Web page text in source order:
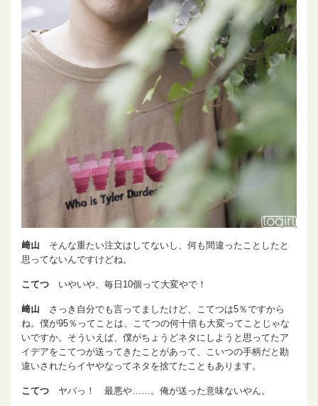
﨑山 そんな重たい注文はしてないし、何も間違ったことしたと
思ってないんですけどね。
こてつ いやいや、毎日10個って大変やで！
﨑山 さっき自分でも言ってましたけど、こてつは5％ですから
ね。僕が95％ってことは、こてつの何十倍も大変ってことじゃな
いですか。そういえば、僕がちょうどネタにしようと思ってたア
イデアをこてつが送ってきたことがあって、こいつの手柄だと勘
違いされたらイヤやなってネタを捨てたこともあります。
こてつ ヤバっ！ 最悪や……。俺が送った意味ないやん。